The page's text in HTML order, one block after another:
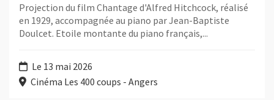
Projection du film Chantage d'Alfred Hitchcock, réalisé
en 1929, accompagnée au piano par Jean-Baptiste
Doulcet. Etoile montante du piano français,...
Le 13 mai 2026
Cinéma Les 400 coups - Angers